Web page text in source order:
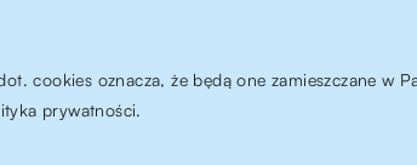
cookies oznacza, że będą one zamieszczane w
prywatności.